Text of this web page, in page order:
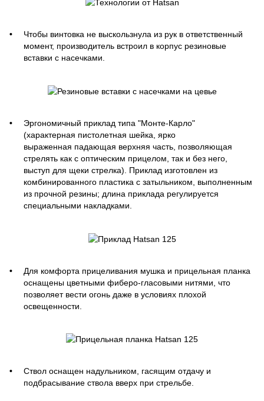
Чтобы винтовка не выскользнула из рук в ответственный
момент, производитель встроил в корпус резиновые
вставки с насечками.
Эргономичный приклад типа "Монте-Карло"
(характерная пистолетная шейка, ярко
выраженная падающая верхняя часть, позволяющая
стрелять как с оптическим прицелом, так и без него,
выступ для щеки стрелка). Приклад изготовлен из
комбинированного пластика с затыльником, выполненным
из прочной резины; длина приклада регулируется
специальными накладками.
Для комфорта прицеливания мушка и прицельная планка
оснащены цветными фиберо-гласовыми нитями, что
позволяет вести огонь даже в условиях плохой
освещенности.
Ствол оснащен надульником, гасящим отдачу и
подбрасывание ствола вверх при стрельбе.